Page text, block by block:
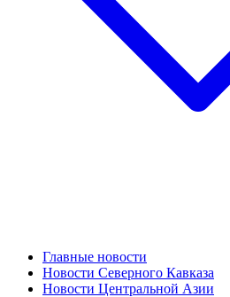
Главные новости
Новости Северного Кавказа
Новости Центральной Азии